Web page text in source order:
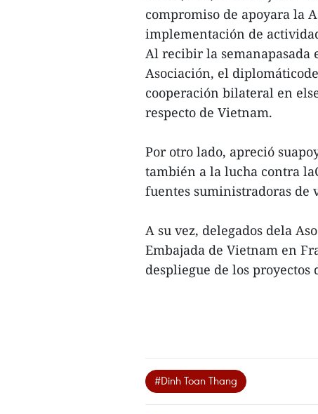
compromiso de apoyara la
implementación de
Al recibir la semanapasada
Asociación, el
cooperación bilateral en
respecto de Vietnam.
Por otro lado, apreció
también a la lucha contra
fuentes suministradoras de
A su vez, delegados dela
Embajada de Vietnam en
despliegue de los proyectos
#Dinh Toan Thang